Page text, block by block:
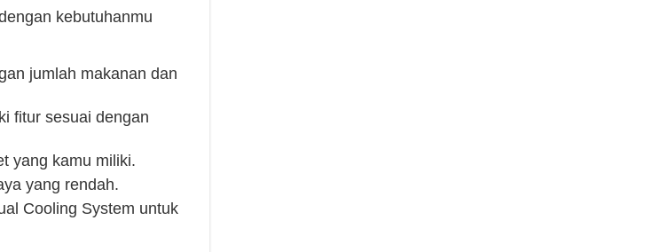
kebutuhanmu
jumlah makanan dan
fitur sesuai dengan
yang kamu miliki.
yang rendah.
Cooling System untuk